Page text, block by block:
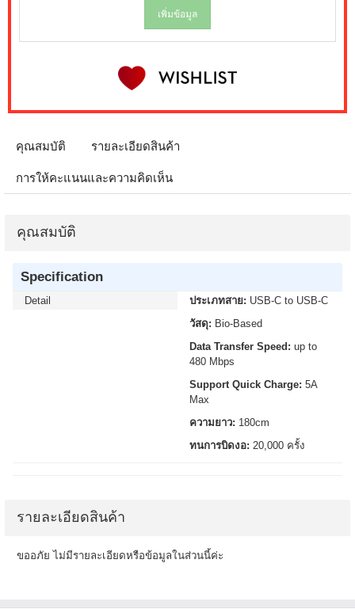
เพิ่มข้อมูล
คุณสมบัติ รายละเอียดสินค้า
การให้คะแนนและความคิดเห็น
คุณสมบัติ
Specification
Detail ประเภทสาย: USB-C to USB-C
วัสดุ: Bio-Based
Data Transfer Speed: up to
480 Mbps
Support Quick Charge: 5A
Max
ความยาว: 180cm
ทนการบิดงอ: 20,000 ครั้ง
รายละเอียดสินค้า
ขออภัย ไม่มีรายละเอียดหรือข้อมูลในส่วนนี้ค่ะ